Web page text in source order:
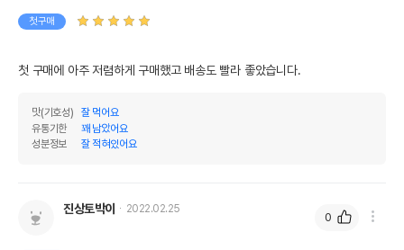
첫구매
첫 구매에 아주 저렴하게 구매했고 배송도 빨라 좋았습니다.
맛(기호성)
잘 먹어요
유통기한
꽤 남았어요
성분정보
잘 적혀있어요
진상토박이 2022.02.25
0